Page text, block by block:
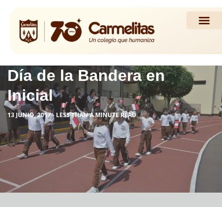
Día de la Bandera en
Inicial
13 JUNIO, 2017 - LESS THAN A MINUTE READ